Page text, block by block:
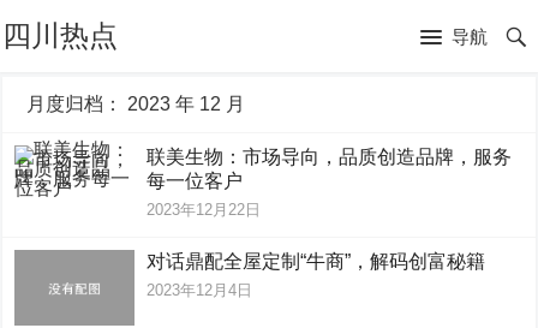
四川热点 导航
月度归档： 2023 年 12 月
联美生物：市场导向，品质创造品牌，服务
每一位客户
2023年12月22日
对话鼎配全屋定制“牛商”，解码创富秘籍
2023年12月4日